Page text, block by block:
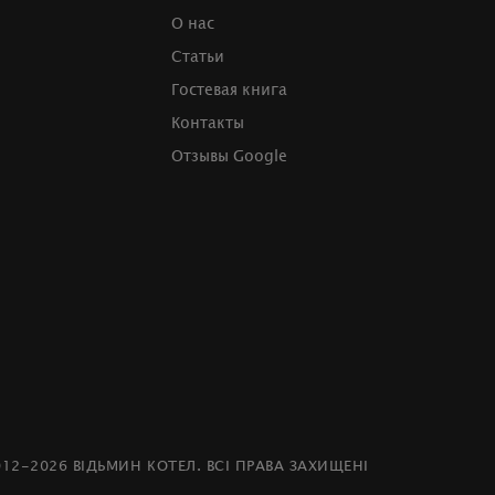
О нас
Статьи
Гостевая книга
Контакты
Отзывы Google
2026 ВІДЬМИН КОТЕЛ. ВСІ ПРАВА ЗАХИЩЕНІ